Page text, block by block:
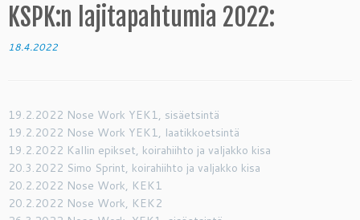
KSPK:n lajitapahtumia 2022:
18.4.2022
19.2.2022 Nose Work YEK1, sisäetsintä
19.2.2022 Nose Work YEK1, laatikkoetsintä
19.2.2022 Kallin epikset, koirahiihto ja valjakko kisa
20.3.2022 Simo Sprint, koirahiihto ja valjakko kisa
20.2.2022 Nose Work, KEK1
20.2.2022 Nose Work, KEK2